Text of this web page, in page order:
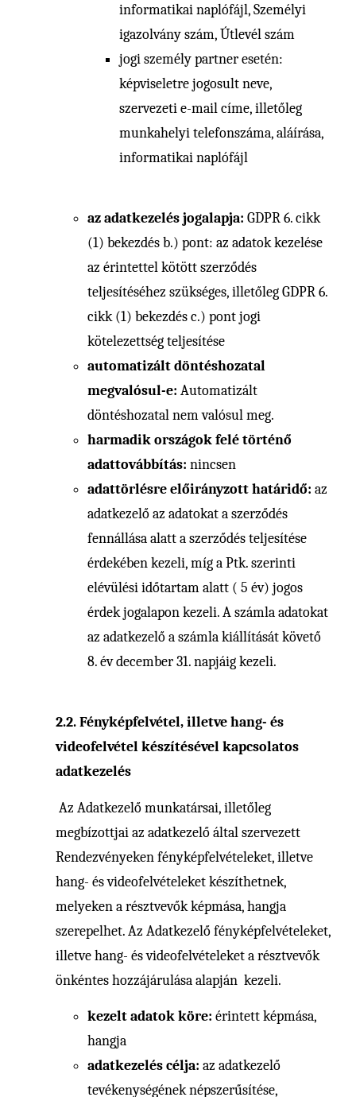
informatikai naplófájl, Személyi
igazolvány szám, Útlevél szám
jogi személy partner esetén:
képviseletre jogosult neve,
szervezeti e-mail címe, illetőleg
munkahelyi telefonszáma, aláírása,
informatikai naplófájl
az adatkezelés jogalapja: GDPR 6. cikk
(1) bekezdés b.) pont: az adatok kezelése
az érintettel kötött szerződés
teljesítéséhez szükséges, illetőleg GDPR 6.
cikk (1) bekezdés c.) pont jogi
kötelezettség teljesítése
automatizált döntéshozatal
megvalósul-e: Automatizált
döntéshozatal nem valósul meg.
harmadik országok felé történő
adattovábbítás: nincsen
adattörlésre előirányzott határidő: az
adatkezelő az adatokat a szerződés
fennállása alatt a szerződés teljesítése
érdekében kezeli, míg a Ptk. szerinti
elévülési időtartam alatt ( 5 év) jogos
érdek jogalapon kezeli. A számla adatokat
az adatkezelő a számla kiállítását követő
8. év december 31. napjáig kezeli.
2.2. Fényképfelvétel, illetve hang- és
videofelvétel készítésével kapcsolatos
adatkezelés
Az Adatkezelő munkatársai, illetőleg
megbízottjai az adatkezelő által szervezett
Rendezvényeken fényképfelvételeket, illetve
hang- és videofelvételeket készíthetnek,
melyeken a résztvevők képmása, hangja
szerepelhet. Az Adatkezelő fényképfelvételeket,
illetve hang- és videofelvételeket a résztvevők
önkéntes hozzájárulása alapján kezeli.
kezelt adatok köre: érintett képmása,
hangja
adatkezelés célja: az adatkezelő
tevékenységének népszerűsítése,